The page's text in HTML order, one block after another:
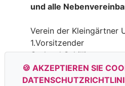
🍪 AKZEPTIEREN SIE
und alle
Verein der Kleingärtner
1.Vorsitzender
Gerhard Schilling